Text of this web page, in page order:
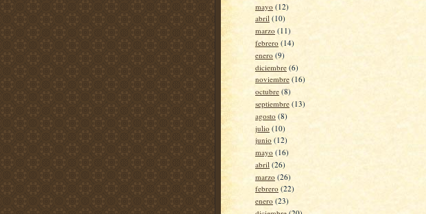
mayo (12)
abril (10)
marzo (11)
febrero (14)
enero (9)
diciembre (6)
noviembre (16)
octubre (8)
septiembre (13)
agosto (8)
julio (10)
junio (12)
mayo (16)
abril (26)
marzo (26)
febrero (22)
enero (23)